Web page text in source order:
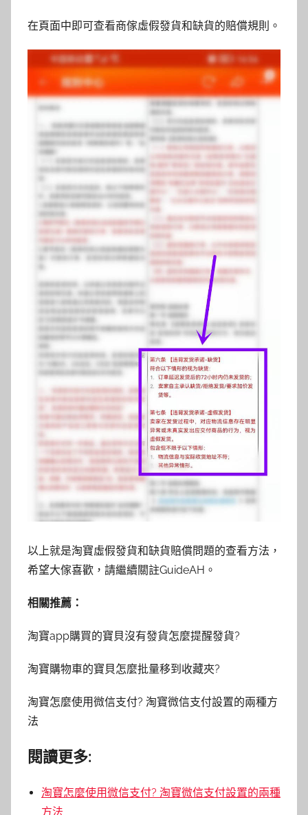
在頁面中即可查看商傢虛假發貨和缺貨的賠償規則。
以上就是淘寶虛假發貨和缺貨賠償問題的查看方法，
希望大傢喜歡，請繼續關註GuideAH。
相關推薦：
淘寶app購買的寶貝沒有發貨怎麼提醒發貨?
淘寶購物車的寶貝怎麼批量移到收藏夾?
淘寶怎麼使用微信支付? 淘寶微信支付設置的兩種方
法
閱讀更多:
淘寶怎麼使用微信支付? 淘寶微信支付設置的兩種
方法